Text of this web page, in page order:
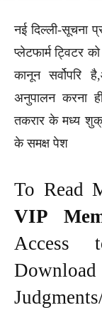
नई दिल्ली-सूचना
प्लेटफार्म ट्विटर
कानून सर्वोपरि
अनुपालन करना
तकरार के मध्य
के समक्ष पेश
To Read
VIP